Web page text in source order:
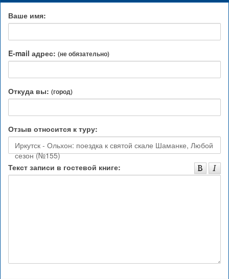
Ваше имя:
E-mail адрес: (не обязательно)
Откуда вы: (город)
Отзыв относится к туру:
Иркутск - Ольхон: поездка к святой скале Шаманке, Любой
сезон (№155)
Текст записи в гостевой книге: